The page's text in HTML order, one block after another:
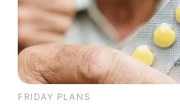
Analyse détaillée de
pour leQuinté+ du 1er
dans lePRIX
FRIDAY PLANS